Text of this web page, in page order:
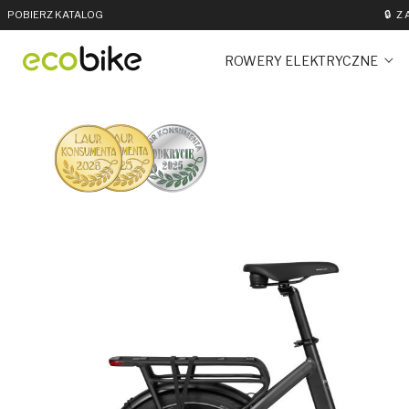
POBIERZ KATALOG 🔒
ROWERY ELEKTRYCZNE